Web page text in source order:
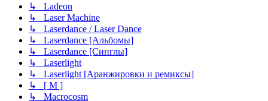
↳ Ladeon
↳ Laser Machine
↳ Laserdance / Laser Dance
↳ Laserdance [Альбомы]
↳ Laserdance [Синглы]
↳ Laserlight
↳ Laserlight [Аранжировки и ремиксы]
↳ [ M ]
↳ Macrocosm